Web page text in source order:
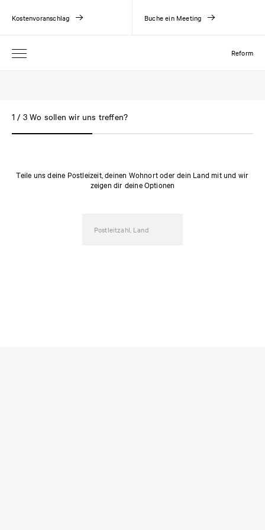
Reform
Kostenvoranschlag Buche ein Meeting
1 / 3 Wo sollen wir uns treffen?
Teile uns deine Postleizeit, deinen Wohnort oder dein Land mit und wir
zeigen dir deine Optionen